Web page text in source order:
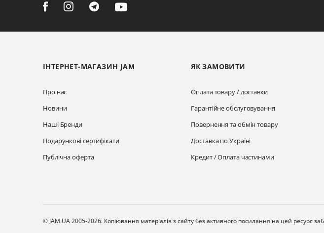
ІНТЕРНЕТ-МАГАЗИН JAM
Про нас
Новини
Наші Бренди
Подарункові сертифікати
Публічна оферта
ЯК ЗАМОВИТИ
Оплата товару / доставки
Гарантійне обслуговування
Повернення та обмін товару
Доставка по Україні
Кредит / Оплата частинами
© JAM.UA 2005-2026. Копіювання матеріалів з сайту без активного посилання на цей ресурс